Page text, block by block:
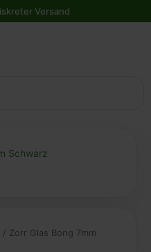
/ Zorr Glas Bong 7mm